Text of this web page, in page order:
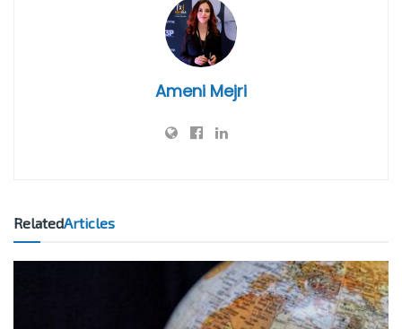
Ameni Mejri
RelatedArticles